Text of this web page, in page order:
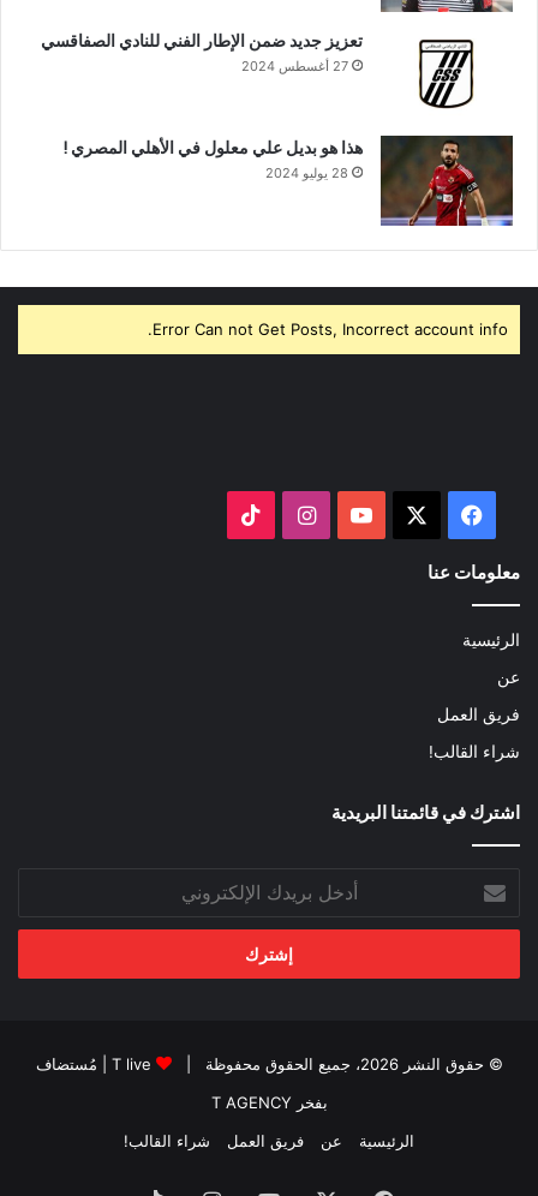
تعزيز جديد ضمن الإطار الفني للنادي الصفاقسي
27 أغسطس 2024
هذا هو بديل علي معلول في الأهلي المصري !
28 يوليو 2024
Error Can not Get Posts, Incorrect account info.
فيسبوك ‫YouTubeانستقرام
معلومات عنا
الرئيسية
عن
فريق العمل
شراء القالب!
اشترك في قائمتنا البريدية
بريدك
الإلكتروني
© حقوق النشر 2026، جميع الحقوق محفوظة | T live | مُستضاف
بفخر T AGENCY
الرئيسية
عن فريق العمل شراء القالب!